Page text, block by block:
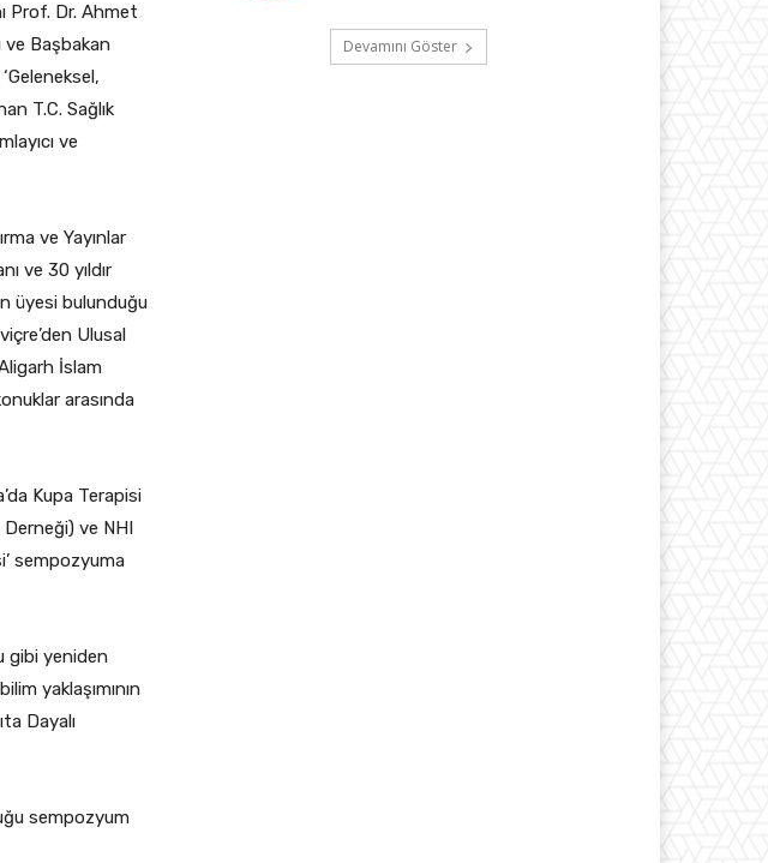
Prof. Dr. Ahmet
ve Başbakan
T.C. Sağlık
ve
ve Yayınlar
ve 30 yıldır
üyesi bulunduğu
Ulusal
İslam
arasında
Kupa Terapisi
ve NHI
sempozyuma
gibi yeniden
yaklaşımının
Dayalı
sempozyum
Devamını Göster